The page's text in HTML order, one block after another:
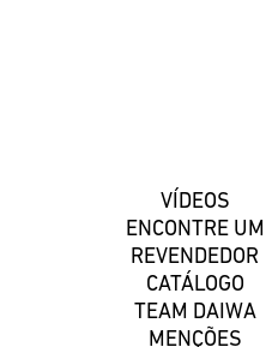
VÍDEOS
ENCONTRE UM
REVENDEDOR
CATÁLOGO
TEAM DAIWA
MENÇÕES